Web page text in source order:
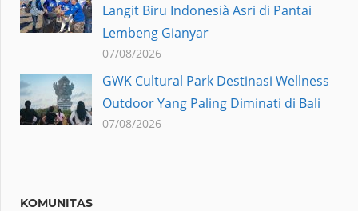
Langit Biru Indonesià Asri di Pantai
Lembeng Gianyar
07/08/2026
GWK Cultural Park Destinasi Wellness
Outdoor Yang Paling Diminati di Bali
07/08/2026
KOMUNITAS